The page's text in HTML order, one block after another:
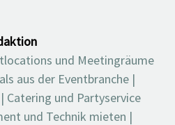
und Meetingräume
aus der Eventbranche |
| Catering und Partyservice
und Technik mieten |